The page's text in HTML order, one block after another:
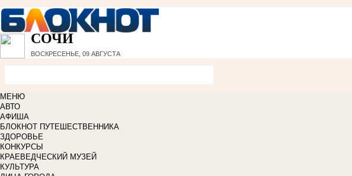
СОЧИ
ВОСКРЕСЕНЬЕ, 09 АВГУСТА
МЕНЮ
АВТО
АФИША
БЛОКНОТ ПУТЕШЕСТВЕННИКА
ЗДОРОВЬЕ
КОНКУРСЫ
КРАЕВЕДЧЕСКИЙ МУЗЕЙ
КУЛЬТУРА